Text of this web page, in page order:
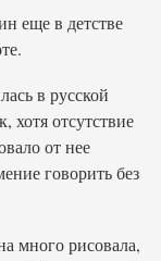
еще в детстве
в русской
хотя отсутствие
от нее
говорить без
много рисовала,